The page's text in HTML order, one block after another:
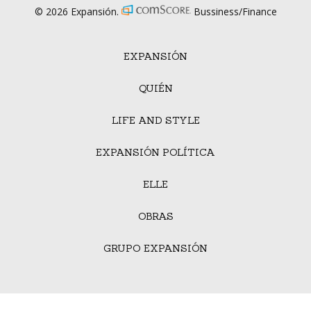
EXPANSIÓN
QUIÉN
LIFE AND STYLE
EXPANSIÓN POLÍTICA
ELLE
OBRAS
GRUPO EXPANSIÓN
© 2026 Expansión. Bussiness/Finance